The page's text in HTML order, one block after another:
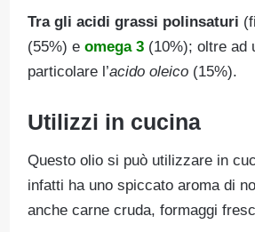
Tra gli acidi grassi polinsaturi
(55%) e omega 3 (10%); oltre ad
particolare l’acido oleico (15%).
Utilizzi in cucina
Questo olio si può utilizzare in
infatti ha uno spiccato aroma di
anche carne cruda, formaggi